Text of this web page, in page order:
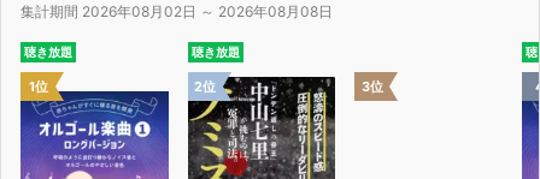
集計期間 2026年08月02日 ～ 2026年08月08日
聴き放題
1位
聴き放題
2位 3位
聴